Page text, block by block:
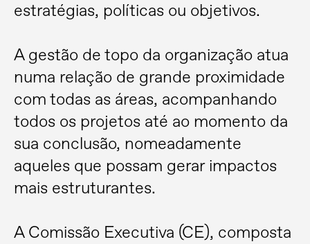
estratégias, políticas ou objetivos.
A gestão de topo da organização atua
numa relação de grande proximidade
com todas as áreas, acompanhando
todos os projetos até ao momento da
sua conclusão, nomeadamente
aqueles que possam gerar impactos
mais estruturantes.
A Comissão Executiva (CE), composta